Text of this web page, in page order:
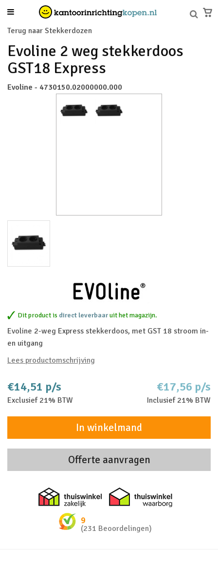
Terug naar Stekkerdozen
Evoline 2 weg stekkerdoos
GST18 Express
Evoline - 4730150.02000000.000
Dit product is direct leverbaaruit het magazijn.
Evoline 2-weg Express stekkerdoos, met GST 18 stroom in-
en uitgang
Lees productomschrijving
€14,51 p/s
Exclusief 21% BTW
€17,56 p/s
Inclusief 21% BTW
In winkelmand
Offerte aanvragen
Thuiswinkel zakelijk
9
(231 Beoordelingen)